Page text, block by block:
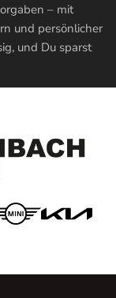
– mit
und persönlicher
und Du sparst